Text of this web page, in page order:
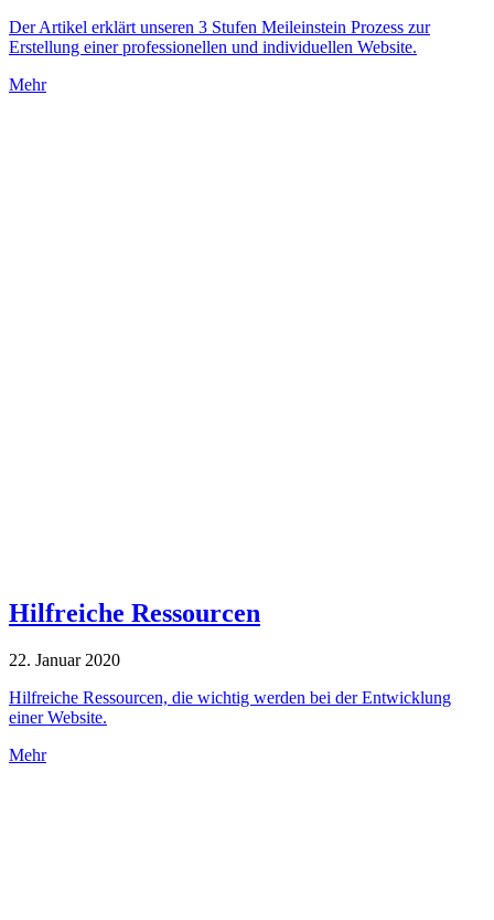
Der Artikel erklärt unseren 3 Stufen Meileinstein Prozess zur
Erstellung einer professionellen und individuellen Website.
Mehr
Hilfreiche Ressourcen
22. Januar 2020
Hilfreiche Ressourcen, die wichtig werden bei der Entwicklung
einer Website.
Mehr